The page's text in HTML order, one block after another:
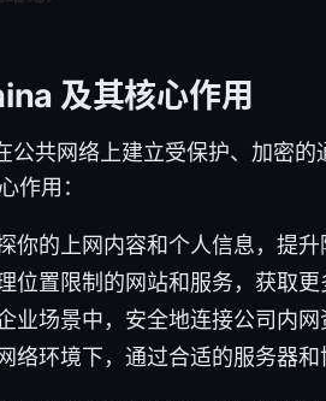
及其核心作用
公共网络上建立受保护、加密的
作用：
你的上网内容和个人信息，提
位置限制的网站和服务，获取
业场景中，安全地连接公司内网
络环境下，通过合适的服务器